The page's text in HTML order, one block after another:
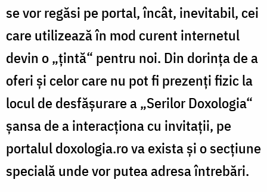
se vor regăsi pe portal, încât, inevitabil, cei
care utilizează în mod curent internetul
devin o „ţintă“ pentru noi. Din dorinţa de a
oferi şi celor care nu pot fi prezenţi fizic la
locul de desfăşurare a „Serilor Doxologia“
şansa de a interacţiona cu invitaţii, pe
portalul doxologia.ro va exista şi o secţiune
specială unde vor putea adresa întrebări.